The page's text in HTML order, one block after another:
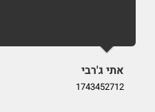
אתי ג'רבי
1743452712